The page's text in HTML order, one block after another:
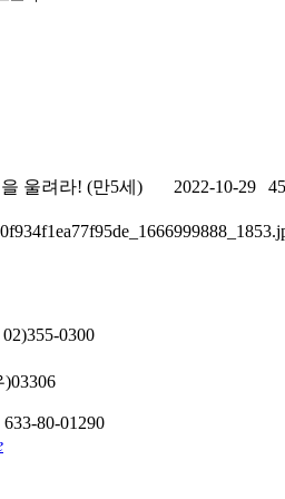
울려라! (만5세) 2022-10-29
02)355-0300
80-01290